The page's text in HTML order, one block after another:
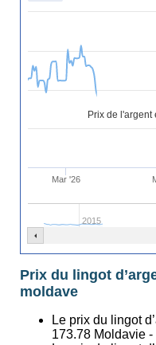
Prix de
Mar '26
2015
Prix du lingot
moldave
Le prix du lingot
173.78 Moldavie -